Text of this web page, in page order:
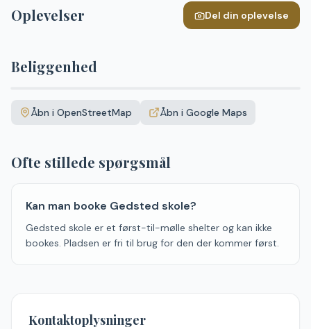
Oplevelser Del din oplevelse
Beliggenhed
+Åbn i OpenStreetMap Åbn i Google Maps
Ofte stillede spørgsmål
Kan man booke Gedsted skole?
Gedsted skole er et først-til-mølle shelter og kan ikke
bookes. Pladsen er fri til brug for den der kommer først.
Kontaktoplysninger